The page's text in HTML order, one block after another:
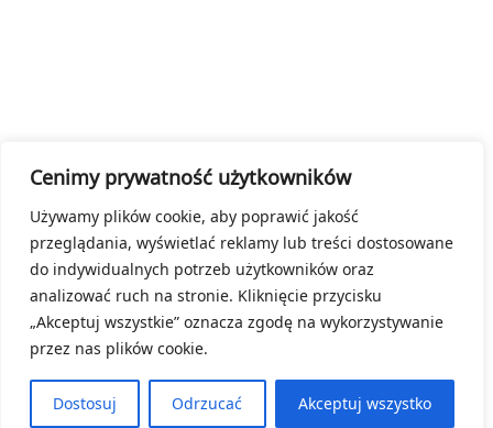
Cenimy prywatność użytkowników
Używamy plików cookie, aby poprawić jakość
przeglądania, wyświetlać reklamy lub treści dostosowane
do indywidualnych potrzeb użytkowników oraz
analizować ruch na stronie. Kliknięcie przycisku
„Akceptuj wszystkie” oznacza zgodę na wykorzystywanie
przez nas plików cookie.
Dostosuj Odrzucać Akceptuj wszystko